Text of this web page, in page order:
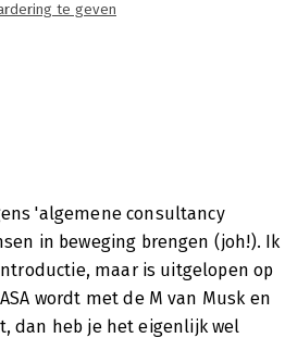
te geven
'algemene consultancy
in beweging brengen (joh!). Ik
maar is uitgelopen op
wordt met de M van Musk en
dan heb je het eigenlijk wel